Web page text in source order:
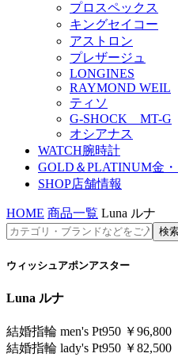
プロスペックス
キングセイコー
アストロン
プレザージュ
LONGINES
RAYMOND WEIL
ティソ
G-SHOCK MT-G
オシアナス
WATCH腕時計
GOLD＆PLATINUM金
SHOP店舗情報
HOME 商品一覧 Luna ルナ
ウィッシュアポンアスター
Luna ルナ
結婚指輪 men's Pt950 ￥96,800
結婚指輪 lady's Pt950 ￥82,500